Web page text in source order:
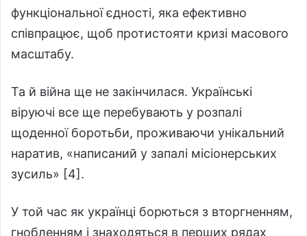
функціональної єдності, яка ефективно
співпрацює, щоб протистояти кризі масового
масштабу.
Та й війна ще не закінчилася. Українські
віруючі все ще перебувають у розпалі
щоденної боротьби, проживаючи унікальний
наратив, «написаний у запалі місіонерських
зусиль» [4].
У той час як українці борються з вторгненням,
гнобленням і знаходяться в перших рядах